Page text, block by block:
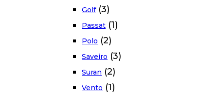
Golf (3)
Passat (1)
Polo (2)
Saveiro (3)
Suran (2)
Vento (1)